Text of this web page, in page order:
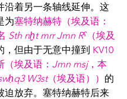
沿着另一条轴线延伸。这
为塞特纳赫特（埃及语：
Sth nḫt mrr Jmn Rˁ（埃及
，但由于无意中撞到 KV10
（埃及语： Jmn msj，本
W3st（埃及语）） 的
迫放弃。塞特纳赫特后来